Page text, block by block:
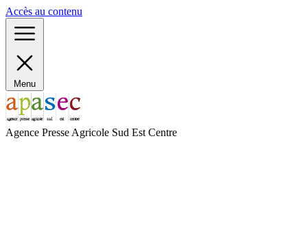
Accès au contenu
Menu
Agence Presse Agricole Sud Est Centre
Panneau de gestion des cookies